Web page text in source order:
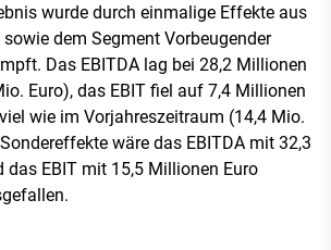
wurde durch einmalige Effekte aus
dem Segment Vorbeugender
Das EBITDA lag bei 28,2 Millionen
Euro), das EBIT fiel auf 7,4 Millionen
wie im Vorjahreszeitraum (14,4 Mio.
wäre das EBITDA mit 32,3
das EBIT mit 15,5 Millionen Euro